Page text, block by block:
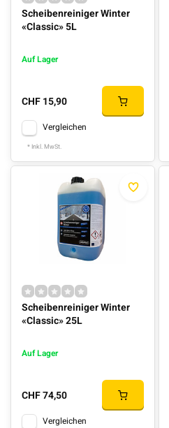
Scheibenreiniger Winter
«Classic» 5L
Auf Lager
CHF 15,90
Vergleichen
* Inkl. MwSt.
Scheibenreiniger Winter
«Classic» 25L
Auf Lager
CHF 74,50
Vergleichen